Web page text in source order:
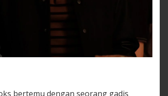
bertemu dengan seorang gadis